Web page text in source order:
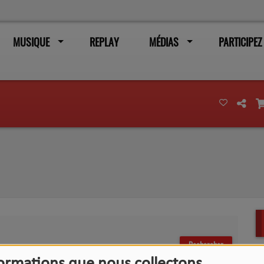
MUSIQUE REPLAY MÉDIAS PARTICIPEZ